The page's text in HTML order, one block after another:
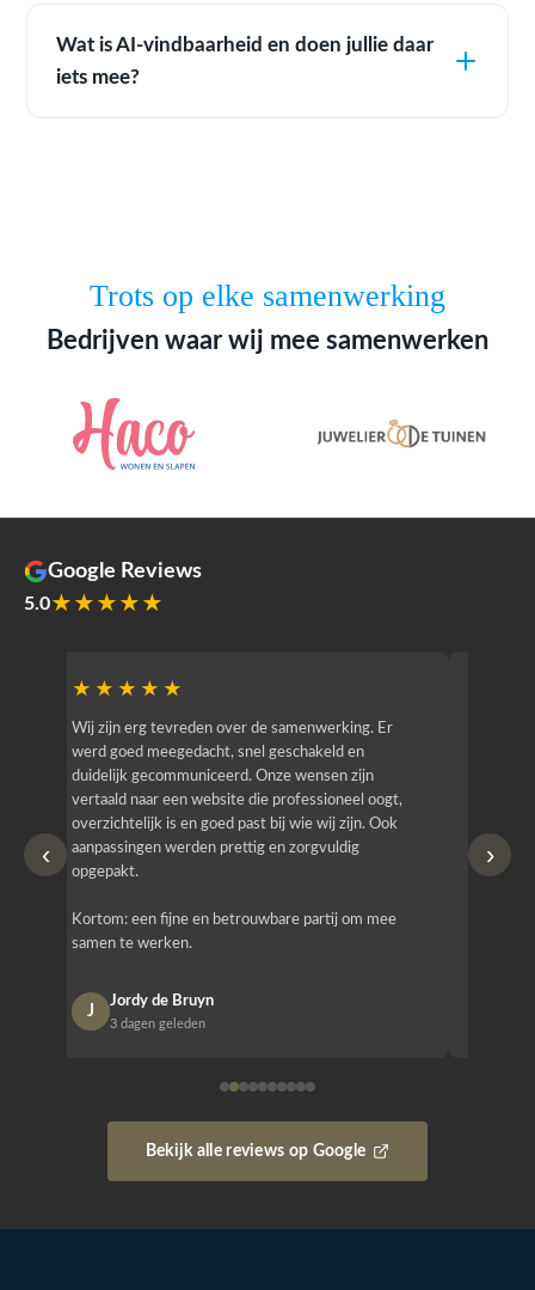
Wat is AI-vindbaarheid en doen jullie daar
iets mee?
Trots op elke samenwerking
Bedrijven waar wij mee samenwerken
Google Reviews
5.0★★★★★
‹
★★★★★
Wij zijn erg tevreden over de samenwerking. Er
werd goed meegedacht, snel geschakeld en
duidelijk gecommuniceerd. Onze wensen zijn
vertaald naar een website die professioneel oogt,
overzichtelijk is en goed past bij wie wij zijn. Ook
aanpassingen werden prettig en zorgvuldig
opgepakt.
Kortom: een fijne en betrouwbare partij om mee
samen te werken.
J
Jordy de Bruyn
3 dagen geleden
›
Bekijk alle reviews op Google